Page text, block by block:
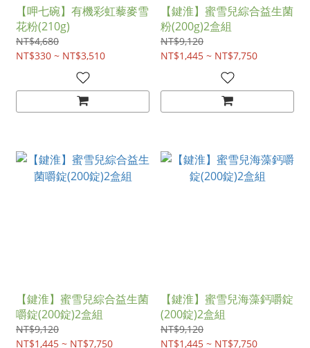
【呷七碗】有機彩虹藜麥雪
花粉(210g)
NT$4,680
NT$330 ~ NT$3,510
【鍵淮】蜜雪兒綜合益生菌
粉(200g)2盒組
NT$9,120
NT$1,445 ~ NT$7,750
【鍵淮】蜜雪兒綜合益生菌
嚼錠(200錠)2盒組
NT$9,120
NT$1,445 ~ NT$7,750
【鍵淮】蜜雪兒海藻鈣嚼錠
(200錠)2盒組
NT$9,120
NT$1,445 ~ NT$7,750